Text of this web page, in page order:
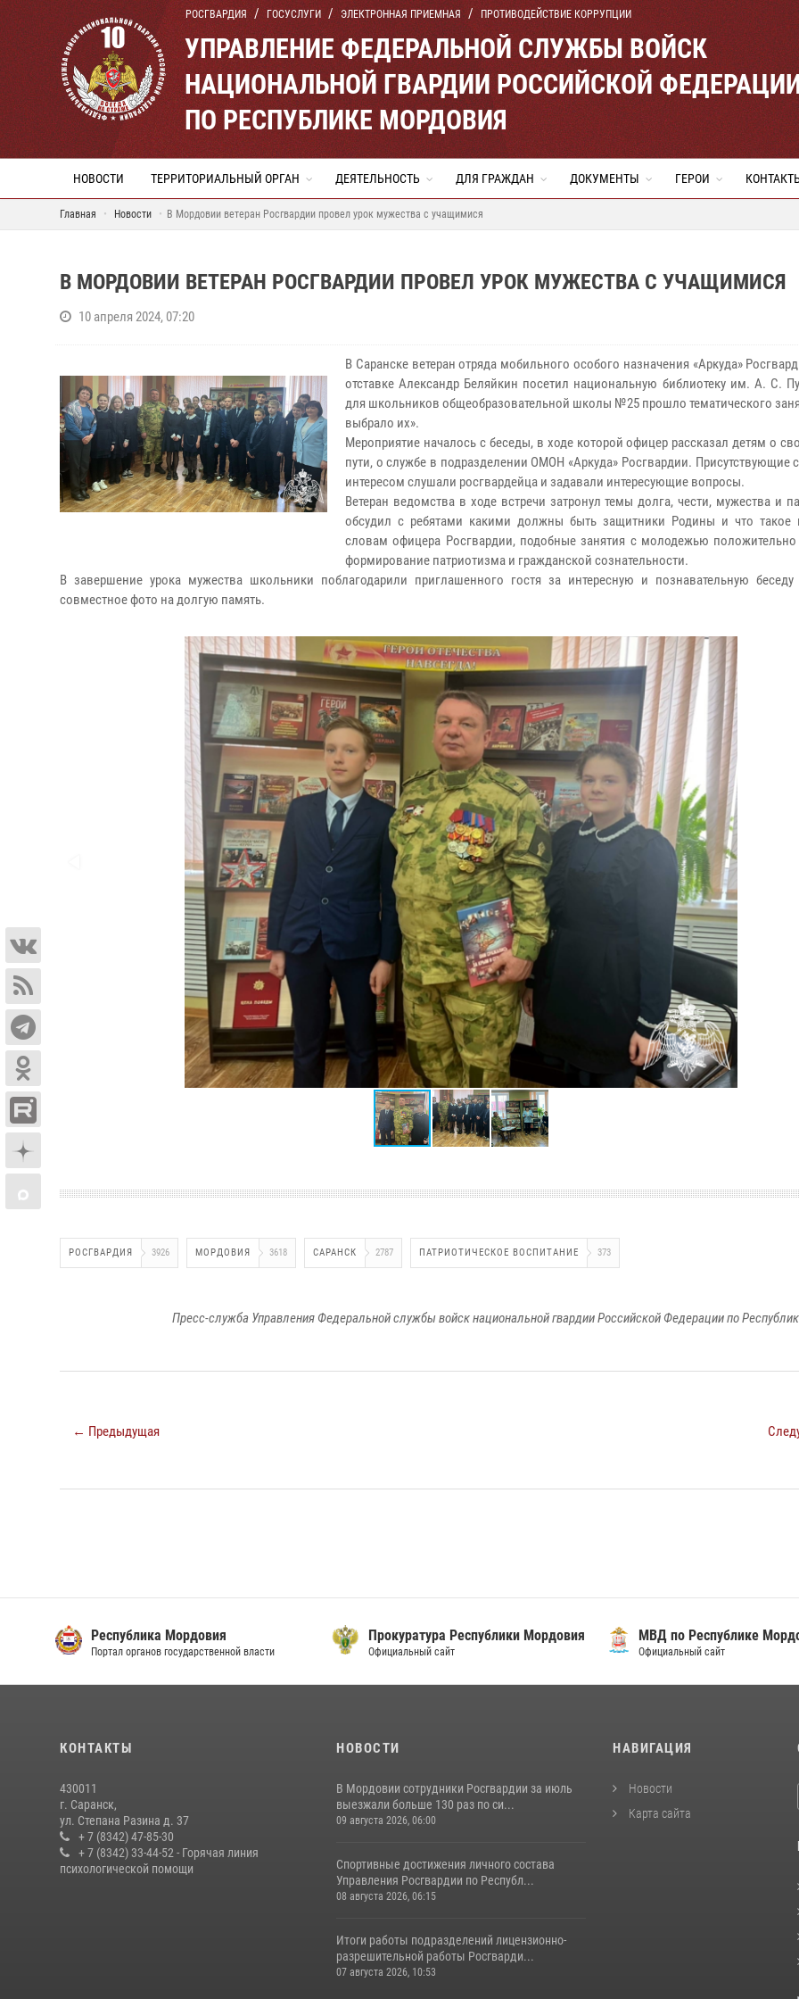
РОСГВАРДИЯ ГОСУСЛУГИ ЭЛЕКТРОННАЯ ПРИЕМНАЯ ПРОТИВОДЕЙСТВИЕ КОРРУПЦИИ
УПРАВЛЕНИЕ ФЕДЕРАЛЬНОЙ СЛУЖБЫ ВОЙСК
НАЦИОНАЛЬНОЙ ГВАРДИИ РОССИЙСКОЙ
ПО РЕСПУБЛИКЕ МОРДОВИЯ
НОВОСТИ ТЕРРИТОРИАЛЬНЫЙ ОРГАН ДЕЯТЕЛЬНОСТЬ ДЛЯ ГРАЖДАН ДОКУМЕНТЫ ГЕРОИ
Главная Новости В Мордовии ветеран Росгвардии провел урок мужества с учащимися
В МОРДОВИИ ВЕТЕРАН РОСГВАРДИИ ПРОВЕЛ УРОК МУЖЕСТВА С УЧАЩИМИСЯ
10 апреля 2024, 07:20
В Саранске ветеран отряда мобильного особого назначения «Аркуда»
отставке Александр Беляйкин посетил национальную библиотеку им. А. С.
для школьников общеобразовательной школы №25 прошло тематического
выбрало их».
Мероприятие началось с беседы, в ходе которой офицер рассказал детям о
пути, о службе в подразделении ОМОН «Аркуда» Росгвардии. Присутствующие
интересом слушали росгвардейца и задавали интересующие вопросы.
Ветеран ведомства в ходе встречи затронул темы долга, чести, мужества и
обсудил с ребятами какими должны быть защитники Родины и что такое
словам офицера Росгвардии, подобные занятия с молодежью
формирование патриотизма и гражданской сознательности.
В завершение урока мужества школьники поблагодарили приглашенного гостя за интересную и познавательную
совместное фото на долгую память.
РОСГВАРДИЯ 3926 МОРДОВИЯ 3618 САРАНСК 2787 ПАТРИОТИЧЕСКОЕ ВОСПИТАНИЕ 373
Пресс-служба Управления Федеральной службы войск национальной гвардии Российской Федерации по
← Предыдущая
Республика Мордовия
Портал органов государственной власти
Прокуратура Республики Мордовия
Официальный сайт
МВД по Республике
Официальный сайт
КОНТАКТЫ
430011
г. Саранск,
ул. Степана Разина д. 37
+ 7 (8342) 47-85-30
+ 7 (8342) 33-44-52 - Горячая линия
психологической помощи
НОВОСТИ
В Мордовии сотрудники Росгвардии за июль
выезжали больше 130 раз по си...
09 августа 2026, 06:00
Спортивные достижения личного состава
Управления Росгвардии по Республ...
08 августа 2026, 06:15
Итоги работы подразделений лицензионно-
разрешительной работы Росгварди...
07 августа 2026, 10:53
НАВИГАЦИЯ
Новости
Карта сайта